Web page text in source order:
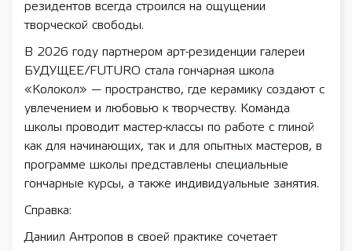
резидентов всегда строился на ощущении
творческой свободы.
В 2026 году партнером арт-резиденции галереи
БУДУЩЕЕ/FUTURO стала гончарная школа
«Колокол» — пространство, где керамику создают с
увлечением и любовью к творчеству. Команда
школы проводит мастер-классы по работе с глиной
как для начинающих, так и для опытных мастеров, в
программе школы представлены специальные
гончарные курсы, а также индивидуальные занятия.
Справка:
Даниил Антропов в своей практике сочетает